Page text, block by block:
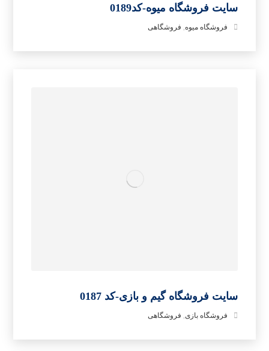
سایت فروشگاه میوه-کد0189
فروشگاه میوه, فروشگاهی
سایت فروشگاه گیم و بازی-کد 0187
فروشگاه بازی, فروشگاهی